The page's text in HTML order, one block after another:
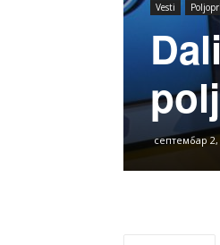
Vesti
септембар 2,